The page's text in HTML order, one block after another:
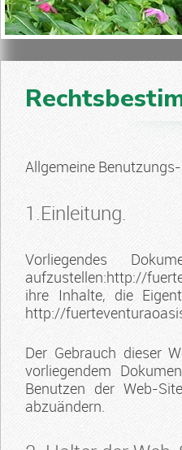
Allgemeine
1.Einleitung.
Vorliegendes
aufzustellen:http://
ihre Inhalte, die
http://
Der Gebrauch dieser
vorliegendem
Benutzen der Web-
abzuändern.